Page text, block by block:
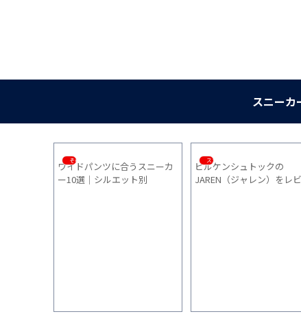
スニーカ
スニーカー
CONVERSEの【ALL STAR
HI（オールスター）】を徹底
スニーカー
【サイズ感も徹底解説】ナイ
キ【エア マックス SC】の